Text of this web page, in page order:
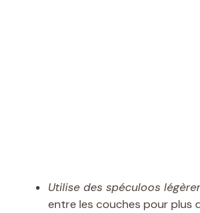
Utilise des spéculoos
entre les couches pour plus